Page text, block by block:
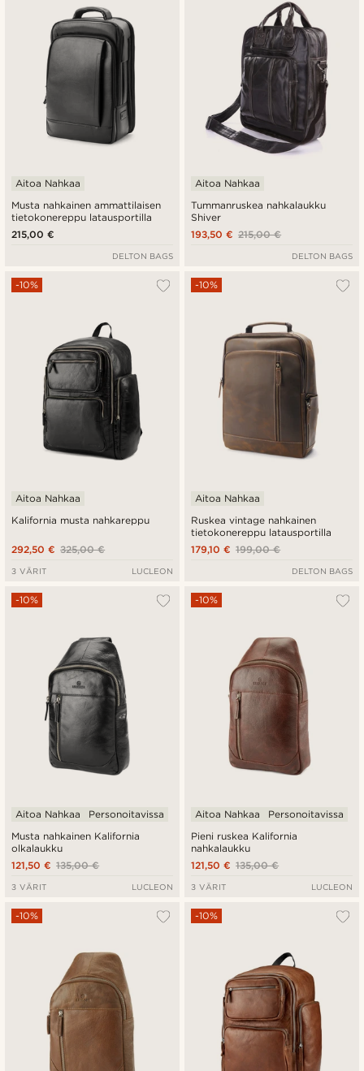
Musta nahkainen ammattilaisen
tietokonereppu latausportilla
Aitoa Nahkaa
215,00 €
DELTON BAGS
Tummanruskea nahkalaukku
Shiver
Aitoa Nahkaa
215,00 €
193,50 €
DELTON BAGS
Kalifornia musta nahkareppu
-10%
Aitoa Nahkaa
325,00 €
292,50 €
3 VÄRIT LUCLEON
Ruskea vintage nahkainen
tietokonereppu latausportilla
-10%
Aitoa Nahkaa
199,00 €
179,10 €
DELTON BAGS
Musta nahkainen Kalifornia
olkalaukku
-10%
Aitoa Nahkaa Personoitavissa
135,00 €
121,50 €
3 VÄRIT LUCLEON
Pieni ruskea Kalifornia
nahkalaukku
-10%
Aitoa Nahkaa Personoitavissa
135,00 €
121,50 €
3 VÄRIT LUCLEON
-10% -10%